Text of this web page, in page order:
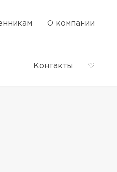
О компании
Контакты ♡